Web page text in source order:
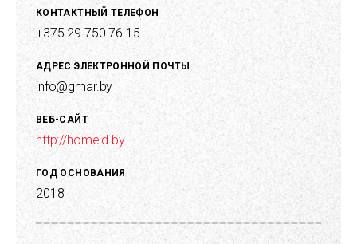
КОНТАКТНЫЙ ТЕЛЕФОН
+375 29 750 76 15
АДРЕС ЭЛЕКТРОННОЙ ПОЧТЫ
info@gmar.by
ВЕБ-САЙТ
http://homeid.by
ГОД ОСНОВАНИЯ
2018